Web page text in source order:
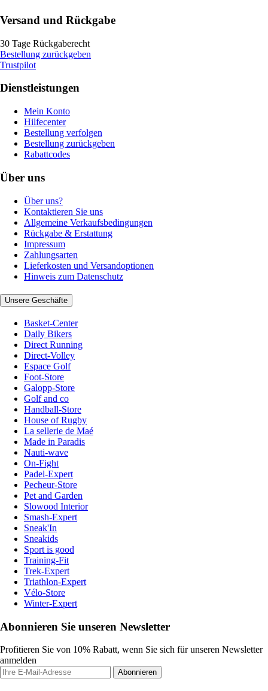
Versand und Rückgabe
30 Tage Rückgaberecht
Bestellung zurückgeben
Trustpilot
Dienstleistungen
Mein Konto
Hilfecenter
Bestellung verfolgen
Bestellung zurückgeben
Rabattcodes
Über uns
Über uns?
Kontaktieren Sie uns
Allgemeine Verkaufsbedingungen
Rückgabe & Erstattung
Impressum
Zahlungsarten
Lieferkosten und Versandoptionen
Hinweis zum Datenschutz
Unsere Geschäfte
Basket-Center
Daily Bikers
Direct Running
Direct-Volley
Espace Golf
Foot-Store
Galopp-Store
Golf and co
Handball-Store
House of Rugby
La sellerie de Maé
Made in Paradis
Nauti-wave
On-Fight
Padel-Expert
Pecheur-Store
Pet and Garden
Slowood Interior
Smash-Expert
Sneak'In
Sneakids
Sport is good
Training-Fit
Trek-Expert
Triathlon-Expert
Vélo-Store
Winter-Expert
Abonnieren Sie unseren Newsletter
Profitieren Sie von 10% Rabatt, wenn Sie sich für unseren Newsletter
anmelden
Abonnieren